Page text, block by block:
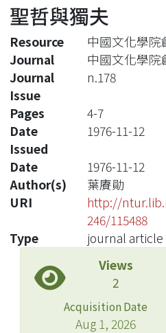
Statistics
聖哲與獨夫
Resource
中國文化學院
Journal
中國文化學院
Journal
Issue
n.178
Pages
4-7
Date
Issued
1976-11-12
Date
1976-11-12
Author(s)
葉賡勛
URI
http://
246/115488
Type
journal article
Views
2
Acquisition Date
Aug 1, 2026